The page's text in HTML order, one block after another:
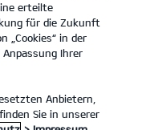
erteilte
für die Zukunft
„Cookies“ in der
Anpassung Ihrer
Anbietern,
Sie in unserer